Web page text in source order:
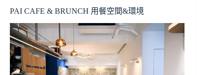
PAI CAFE & BRUNCH 用餐空間&環境